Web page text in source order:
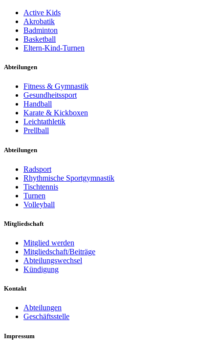
Active Kids
Akrobatik
Badminton
Basketball
Eltern-Kind-Turnen
Abteilungen
Fitness & Gymnastik
Gesundheitssport
Handball
Karate & Kickboxen
Leichtathletik
Prellball
Abteilungen
Radsport
Rhythmische Sportgymnastik
Tischtennis
Turnen
Volleyball
Mitgliedschaft
Mitglied werden
Mitgliedschaft/Beiträge
Abteilungswechsel
Kündigung
Kontakt
Abteilungen
Geschäftsstelle
Impressum